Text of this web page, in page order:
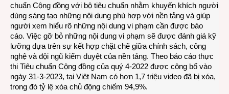
chuẩn Cộng đồng với bộ tiêu chuẩn nhằm khuyến khích người
dùng sáng tạo những nội dung phù hợp với nền tảng và giúp
người xem hiểu rõ những nội dung vi phạm cần được báo
cáo. Việc gỡ bỏ những nội dung vi phạm sẽ được đánh giá kỹ
lưỡng dựa trên sự kết hợp chặt chẽ giữa chính sách, công
nghệ và đội ngũ kiểm duyệt của nền tảng. Theo báo cáo thực
thi Tiêu chuẩn Cộng đồng của quý 4-2022 được công bố vào
ngày 31-3-2023, tại Việt Nam có hơn 1,7 triệu video đã bị xóa,
trong đó tỷ lệ xóa chủ động chiếm 94,9%.